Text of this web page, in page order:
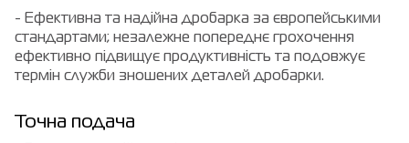
- Ефективна та надійна дробарка за європейськими
стандартами; незалежне попереднє грохочення
ефективно підвищує продуктивність та подовжує
термін служби зношених деталей дробарки.
Точна подача